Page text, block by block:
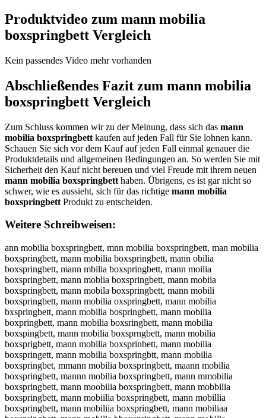
Produktvideo zum mann mobilia
boxspringbett Vergleich
Kein passendes Video mehr vorhanden
Abschließendes Fazit zum mann mobilia
boxspringbett Vergleich
Zum Schluss kommen wir zu der Meinung, dass sich das mann
mobilia boxspringbett kaufen auf jeden Fall für Sie lohnen kann.
Schauen Sie sich vor dem Kauf auf jeden Fall einmal genauer die
Produktdetails und allgemeinen Bedingungen an. So werden Sie mit
Sicherheit den Kauf nicht bereuen und viel Freude mit ihrem neuen
mann mobilia boxspringbett haben. Übrigens, es ist gar nicht so
schwer, wie es aussieht, sich für das richtige mann mobilia
boxspringbett Produkt zu entscheiden.
Weitere Schreibweisen:
ann mobilia boxspringbett, mnn mobilia boxspringbett, man mobilia boxspringbett, mann mobilia boxspringbett, mann obilia boxspringbett, mann mbilia boxspringbett, mann moilia boxspringbett, mann moblia boxspringbett, mann mobiia boxspringbett, mann mobila boxspringbett, mann mobili boxspringbett, mann mobilia oxspringbett, mann mobilia bxspringbett, mann mobilia bospringbett, mann mobilia boxpringbett, mann mobilia boxsringbett, mann mobilia boxspingbett, mann mobilia boxsprngbett, mann mobilia boxsprigbett, mann mobilia boxsprinbett, mann mobilia boxspringett, mann mobilia boxspringbtt, mann mobilia boxspringbet, mmann mobilia boxspringbett, maann mobilia boxspringbett, mannn mobilia boxspringbett, mann mmobilia boxspringbett, mann moobilia boxspringbett, mann mobbilia boxspringbett, mann mobiilia boxspringbett, mann mobillia boxspringbett, mann mobiliia boxspringbett, mann mobiliaa boxspringbett, mann mobilia bboxspringbett, mann mobilia booxspringbett, mann mobilia boxxspringbett, mann mobilia boxsspringbett, mann mobilia boxsppringbett, mann mobilia boxsprringbett, mann mobilia boxspriingbett, mann mobilia boxsprinngbett, mann mobilia boxspringgbett, mann mobilia boxspringbbett, mann mobilia boxspringbeett, mann mobilia boxspringbettt, amnn mobilia boxspringbett, mnan mobilia boxspringbett, man nmobilia boxspringbett, mannm obilia boxspringbett, mann ombilia boxspringbett, mann mboilia boxspringbett, mann moiblia boxspringbett, mann mobliia boxspringbett, mann mobiila boxspringbett, mann mobilai boxspringbett, mann mobili aboxspringbett, mann mobiliab oxspringbett, mann mobilia obxspringbett, mann mobilia bxospringbett, mann mobilia bosxpringbett, mann mobilia boxpsringbett, mann mobilia boxsrpingbett, mann mobilia boxspirngbett, mann mobilia boxsprnigbett, mann mobilia boxsprignbett, mann mobilia boxsprinbgett, mann mobilia boxspringebtt, mann mobilia boxspringbtet, mannmobilia boxspringbett, mann mobiliaboxspringbett, ann mobilia boxspringbett, nann mobilia boxspringbett, hann mobilia boxspringbett, jann mobilia boxspringbett, kann mobilia boxspringbett, lann mobilia boxspringbett, mqnn mobilia boxspringbett, mwnn mobilia boxspringbett, mznn mobilia boxspringbett, mxnn mobilia boxspringbett, ma n mobilia boxspringbett, mabn mobilia boxspringbett, magn mobilia boxspringbett, mahn mobilia boxspringbett, majn mobilia boxspringbett, mamn mobilia boxspringbett, man mobilia boxspringbett, manb mobilia boxspringbett, mang mobilia boxspringbett, manh mobilia boxspringbett, manj mobilia boxspringbett, manm mobilia boxspringbett, mann obilia boxspringbett, mann nobilia boxspringbett, mann hobilia boxspringbett, mann jobilia boxspringbett, mann kobilia boxspringbett, mann lobilia boxspringbett, mann mibilia boxspringbett, mann mkbilia boxspringbett, mann mlbilia boxspringbett, mann mpbilia boxspringbett, mann m9bilia boxspringbett, mann m0bilia boxspringbett, mann mo ilia boxspringbett, mann movilia boxspringbett, mann mofilia boxspringbett, mann mogilia boxspringbett, mann mohilia boxspringbett, mann monilia boxspringbett, mann mobulia boxspringbett, mann mobjlia boxspringbett, mann mobklia boxspringbett, mann mobllia boxspringbett, mann mobolia boxspringbett, mann mob8lia boxspringbett, mann mob9lia boxspringbett, mann mobipia boxspringbett, mann mobioia boxspringbett, mann mobiiia boxspringbett, mann mobikia boxspringbett, mann mobimia boxspringbett, mann mobilua boxspringbett, mann mobilja boxspringbett, mann mobilka boxspringbett, mann mobilla boxspringbett, mann mobiloa boxspringbett, mann mobil8a boxspringbett, mann mobil9a boxspringbett, mann mobiliq boxspringbett, mann mobiliw boxspringbett, mann mobiliz boxspringbett, mann mobilix boxspringbett, mann mobilia oxspringbett, mann mobilia voxspringbett, mann mobilia foxspringbett, mann mobilia goxspringbett, mann mobilia hoxspringbett, mann mobilia noxspringbett, mann mobilia bixspringbett, mann mobilia bkxspringbett, mann mobilia blxspringbett, mann mobilia bpxspringbett, mann mobilia b9xspringbett, mann mobilia b0xspringbett, mann mobilia bozspringbett, mann mobilia boaspringbett, mann mobilia bosspringbett, mann mobilia bodspringbett, mann mobilia bocspringbett, mann mobilia boxqpringbett, mann mobilia boxwpringbett, mann mobilia boxepringbett, mann mobilia boxzpringbett, mann mobilia boxxpringbett, mann mobilia boxcpringbett, mann mobilia boxsoringbett, mann mobilia boxslringbett, mann mobilia boxsöringbett, mann mobilia boxsüringbett, mann mobilia boxs0ringbett, mann mobilia boxsßringbett, mann mobilia boxspeingbett, mann mobilia boxspdingbett, mann mobilia boxspfingbett, mann mobilia boxspgingbett, mann mobilia boxsptingbett, mann mobilia boxsp4ingbett, mann mobilia boxsp5ingbett, mann mobilia boxsprungbett, mann mobilia boxsprjngbett, mann mobilia boxsprkngbett, mann mobilia boxsprlngbett, mann mobilia boxsprongbett, mann mobilia boxspr8ngbett, mann mobilia boxspr9ngbett, mann mobilia boxspri gbett, mann mobilia boxspribgbett, mann mobilia boxspriggbett, mann mobilia boxsprihgbett, mann mobilia boxsprijgbett, mann mobilia boxsprimgbett, mann mobilia boxsprinrbett, mann mobilia boxsprinfbett, mann mobilia boxsprinvbett, mann mobilia boxsprintbett, mann mobilia boxsprinbbett, mann mobilia boxsprinybett, mann mobilia boxsprinhbett, mann mobilia boxsprinnbett, mann mobilia boxspring ett, mann mobilia boxspringvett, mann mobilia boxspringfett, mann mobilia boxspringgett, mann mobilia boxspringhett, mann mobilia boxspringnett, mann mobilia boxspringbwtt, mann mobilia boxspringbstt, mann mobilia boxspringbdtt, mann mobilia boxspringbftt, mann mobilia boxspringbrtt, mann mobilia boxspringb3tt, mann mobilia boxspringb4tt, mann mobilia boxspringbert, mann mobilia boxspringbeft, mann mobilia boxspringbegt, mann mobilia boxspringbeht, mann mobilia boxspringbeyt, mann mobilia boxspringbe5t, mann mobilia boxspringbe6t, mann mobilia boxspringbetr, mann mobilia boxspringbetf, mann mobilia boxspringbetg, mann mobilia boxspringbeth, mann mobilia boxspringbety, mann mobilia boxspringbet5, mann mobilia boxspringbet6, mann mobilia boxspringbett, m ann mobilia boxspringbett, nmann mobilia boxspringbett, mnann mobilia boxspringbett, hmann mobilia boxspringbett, mhann mobilia boxspringbett, jmann mobilia boxspringbett, mjann mobilia boxspringbett, kmann mobilia boxspringbett, mkann mobilia boxspringbett, lmann mobilia boxspringbett, mlann mobilia boxspringbett, mqann mobilia boxspringbett, maqnn mobilia boxspringbett, mwann mobilia boxspringbett, mawnn mobilia boxspringbett, mzann mobilia boxspringbett, maznn mobilia boxspringbett, mxann mobilia boxspringbett, maxnn mobilia boxspringbett, ma nn mobilia boxspringbett, man n mobilia boxspringbett, mabnn mobilia boxspringbett, manbn mobilia boxspringbett, magnn mobilia boxspringbett, mangn mobilia boxspringbett, mahnn mobilia boxspringbett, manhn mobilia boxspringbett, majnn mobilia boxspringbett, manjn mobilia boxspringbett, mamnn mobilia boxspringbett, manmn mobilia boxspringbett, mann mobilia boxspringbett, mannb mobilia boxspringbett, manng mobilia boxspringbett, mannh mobilia boxspringbett, mannj mobilia boxspringbett, mannm mobilia boxspringbett, mann m obilia boxspringbett, mann nmobilia boxspringbett, mann mnobilia boxspringbett, mann hmobilia boxspringbett, mann mhobilia boxspringbett, mann jmobilia boxspringbett, mann mjobilia boxspringbett, mann kmobilia boxspringbett, mann mkobilia boxspringbett, mann lmobilia boxspringbett, mann mlobilia boxspringbett, mann miobilia boxspringbett, mann moibilia boxspringbett, mann mokbilia boxspringbett, mann molbilia boxspringbett, mann mpobilia boxspringbett, mann mopbilia boxspringbett, mann m9obilia boxspringbett, mann mo9bilia boxspringbett, mann m0obilia boxspringbett, mann mo0bilia boxspringbett, mann mo bilia boxspringbett, mann mob ilia boxspringbett, mann movbilia boxspringbett, mann mobvilia boxspringbett, mann mofbilia boxspringbett, mann mobfilia boxspringbett, mann mogbilia boxspringbett, mann mobgilia boxspringbett, mann mohbilia boxspringbett, mann mobhilia boxspringbett, mann monbilia boxspringbett, mann mobnilia boxspringbett, mann mobuilia boxspringbett, mann mobiulia boxspringbett, mann mobjilia boxspringbett, mann mobijlia boxspringbett, mann mobkilia boxspringbett, mann mobiklia boxspringbett, mann moblilia boxspringbett, mann moboilia boxspringbett, mann mobiolia boxspringbett, mann mob8ilia boxspringbett, mann mobi8lia boxspringbett, mann mob9ilia boxspringbett, mann mobi9lia boxspringbett, mann mobiplia boxspringbett, mann mobilpia boxspringbett, mann mobiloia boxspringbett, mann mobilkia boxspringbett, mann mobimlia boxspringbett, mann mobilmia boxspringbett, mann mobiluia boxspringbett, mann mobiliua boxspringbett, mann mobiljia boxspringbett, mann mobilija boxspringbett, mann mobilika boxspringbett, mann mobilila boxspringbett, mann mobilioa boxspringbett, mann mobil8ia boxspringbett, mann mobili8a boxspringbett, mann mobil9ia boxspringbett, mann mobili9a boxspringbett, mann mobiliqa boxspringbett, mann mobiliaq boxspringbett, mann mobiliwa boxspringbett, mann mobiliaw boxspringbett, mann mobiliza boxspringbett, mann mobiliaz boxspringbett, mann mobilixa boxspringbett, mann mobiliax boxspringbett, mann mobilia boxspringbett, mann mobilia b oxspringbett, mann mobilia vboxspringbett, mann mobilia bvoxspringbett, mann mobilia fboxspringbett, mann mobilia bfoxspringbett, mann mobilia gboxspringbett, mann mobilia bgoxspringbett, mann mobilia hboxspringbett, mann mobilia bhoxspringbett, mann mobilia nboxspringbett, mann mobilia bnoxspringbett, mann mobilia bioxspringbett, mann mobilia boixspringbett, mann mobilia bkoxspringbett, mann mobilia bokxspringbett, mann mobilia bloxspringbett, mann mobilia bolxspringbett, mann mobilia bpoxspringbett, mann mobilia bopxspringbett, mann mobilia b9oxspringbett, mann mobilia bo9xspringbett, mann mobilia b0oxspringbett, mann mobilia bo0xspringbett, mann mobilia bozxspringbett, mann mobilia boxzspringbett, mann mobi